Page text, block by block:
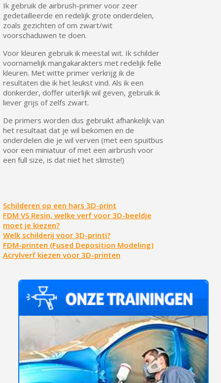
Ik gebruik de airbrush-primer voor zeer
gedetailleerde en redelijk grote onderdelen,
zoals gezichten of om zwart/wit
voorschaduwen te doen.
Voor kleuren gebruik ik meestal wit. Ik schilder
voornamelijk mangakarakters met redelijk felle
kleuren. Met witte primer verkrijg ik de
resultaten die ik het leukst vind. Als ik een
donkerder, doffer uiterlijk wil geven, gebruik ik
liever grijs of zelfs zwart.
De primers worden dus gebruikt afhankelijk van
het resultaat dat je wil bekomen en de
onderdelen die je wil verven (met een spuitbus
voor een miniatuur of met een airbrush voor
een full size, is dat niet het slimste!)
Schilderen op een hars 3D-print
FDM VS Resin, welke verf voor 3D-beeldje
moet je kiezen?
Welk schilderij voor 3D-printi?
FDM-printen (Fused Deposition Modeling)
Acrylverf kiezen voor 3D-printen